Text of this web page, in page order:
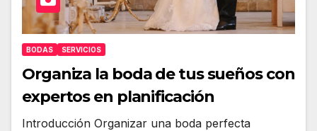
BODAS SERVICIOS
Organiza la boda de tus sueños con
expertos en planificación
Introducción Organizar una boda perfecta